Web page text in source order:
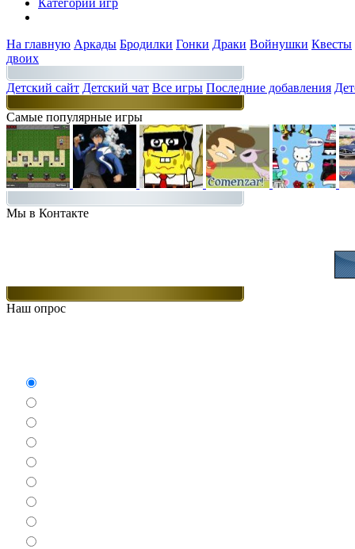
Категории игр
На главную Аркады Бродилки Гонки Драки Войнушки Квесты
двоих
Детский сайт Детский чат Все игры Последние добавления
Самые популярные игры
Мы в Контакте
Наш опрос